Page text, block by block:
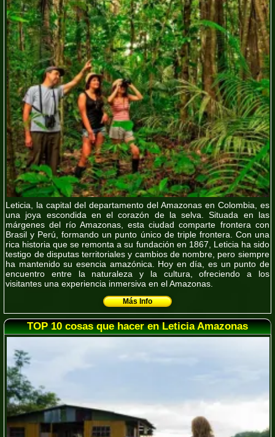
Leticia, la capital del departamento del Amazonas en Colombia, es
una joya escondida en el corazón de la selva. Situada en las
márgenes del río Amazonas, esta ciudad comparte frontera con
Brasil y Perú, formando un punto único de triple frontera. Con una
rica historia que se remonta a su fundación en 1867, Leticia ha sido
testigo de disputas territoriales y cambios de nombre, pero siempre
ha mantenido su esencia amazónica. Hoy en día, es un punto de
encuentro entre la naturaleza y la cultura, ofreciendo a los
visitantes una experiencia inmersiva en el Amazonas.
Más Info
TOP 10 cosas que hacer en Leticia Amazonas